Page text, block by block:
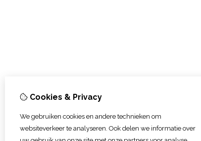
Cookies & Privacy
We gebruiken cookies en andere technieken om
websiteverkeer te analyseren. Ook delen we informatie over